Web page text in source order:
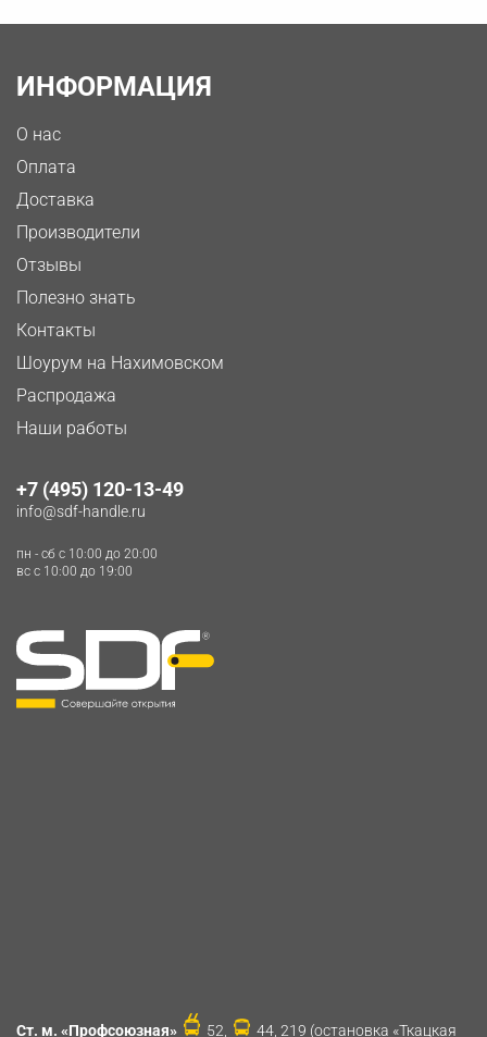
ИНФОРМАЦИЯ
О нас
Оплата
Доставка
Производители
Отзывы
Полезно знать
Контакты
Шоурум на Нахимовском
Распродажа
Наши работы
+7 (495) 120-13-49
info@sdf-handle.ru
пн - сб c 10:00 до 20:00
вс c 10:00 до 19:00
Ст. м. «Профсоюзная» 52, 44, 219 (остановка «Ткацкая